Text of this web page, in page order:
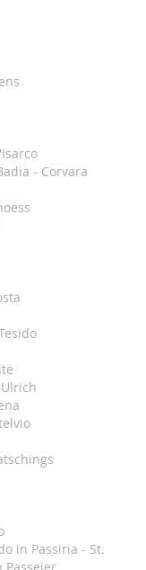
- Corvara
in Passiria - St.